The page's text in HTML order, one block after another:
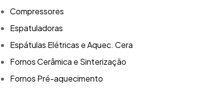
Compressores
Espatuladoras
Espátulas Elétricas e Aquec. Cera
Fornos Cerâmica e Sinterização
Fornos Pré-aquecimento